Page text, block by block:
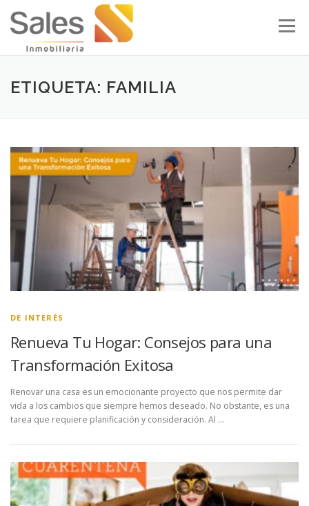
Menu
ETIQUETA: FAMILIA
DE INTERÉS
Renueva Tu Hogar: Consejos para una
Transformación Exitosa
Renovar una casa es un emocionante proyecto que nos permite dar
vida a los cambios que siempre hemos deseado. No obstante, es una
tarea que requiere planificación y consideración. Al …